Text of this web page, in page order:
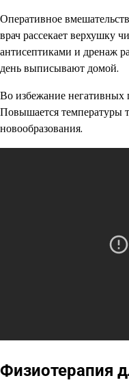
Оперативное
врач рассекает верхушку
антисептиками и дренаж
день выписывают домой.
Во избежание негативных
Повышается температуры
новообразования.
Физиотерапия